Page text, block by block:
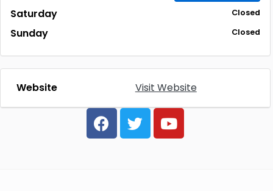
Saturday Closed
Sunday Closed
Website Visit Website